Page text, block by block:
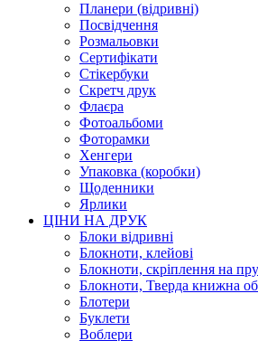
Планери (відривні)
Посвідчення
Розмальовки
Сертифікати
Стікербуки
Скретч друк
Флаєра
Фотоальбоми
Фоторамки
Хенгери
Упаковка (коробки)
Щоденники
Ярлики
ЦІНИ НА ДРУК
Блоки відривні
Блокноти, клейові
Блокноти, скріплення на
Блокноти, Тверда книжна
Блотери
Буклети
Воблери